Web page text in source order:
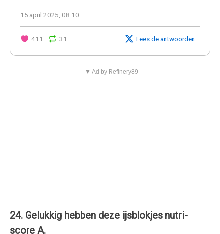
15 april 2025, 08:10
411 31 Lees de antwoorden
▼ Ad by Refinery89
24. Gelukkig hebben deze ijsblokjes nutri-
score A.